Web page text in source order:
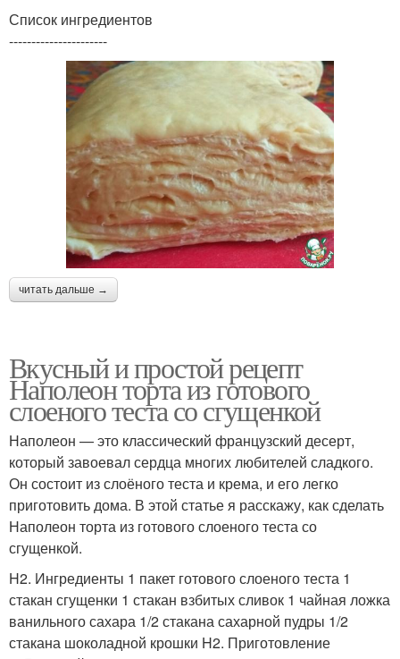
Список ингредиентов
----------------------
читать дальше →
Вкусный и простой рецепт
Наполеон торта из готового
слоеного теста со сгущенкой
Наполеон — это классический французский десерт,
который завоевал сердца многих любителей сладкого.
Он состоит из слоёного теста и крема, и его легко
приготовить дома. В этой статье я расскажу, как сделать
Наполеон торта из готового слоеного теста со
сгущенкой.
H2. Ингредиенты 1 пакет готового слоеного теста 1
стакан сгущенки 1 стакан взбитых сливок 1 чайная ложка
ванильного сахара 1/2 стакана сахарной пудры 1/2
стакана шоколадной крошки H2. Приготовление